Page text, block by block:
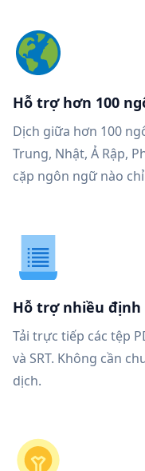
Hỗ trợ hơn 100
Dịch giữa hơn 100
Trung, Nhật, Ả Rập,
cặp ngôn ngữ nào
Hỗ trợ nhiều định
Tải trực tiếp các tệp
và SRT. Không cần
dịch.